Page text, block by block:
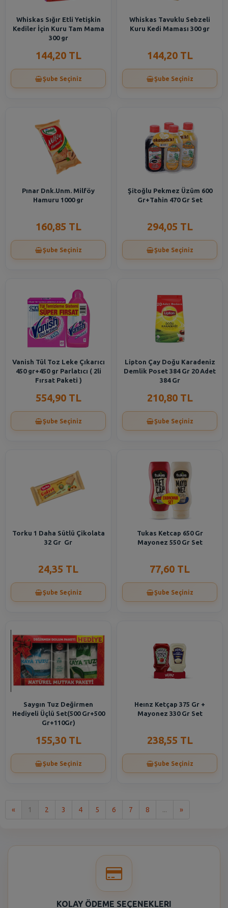
Whiskas Sığır Etli Yetişkin
Kediler İçin Kuru Tam Mama
300 gr
144,20 TL
Şube Seçiniz
Whiskas Tavuklu Sebzeli
Kuru Kedi Maması 300 gr
144,20 TL
Şube Seçiniz
Pınar Dnk.Unm. Milföy
Hamuru 1000 gr
160,85 TL
Şube Seçiniz
Şitoğlu Pekmez Üzüm 600
Gr+Tahin 470 Gr Set
294,05 TL
Şube Seçiniz
Vanish Tül Toz Leke Çıkarıcı
450 gr+450 gr Parlatıcı ( 2li
Fırsat Paketi )
554,90 TL
Şube Seçiniz
Lipton Çay Doğu Karadeniz
Demlik Poset 384 Gr 20 Adet
384 Gr
210,80 TL
Şube Seçiniz
Torku 1 Daha Sütlü Çikolata
32 Gr Gr
24,35 TL
Şube Seçiniz
Tukas Ketcap 650 Gr
Mayonez 550 Gr Set
77,60 TL
Şube Seçiniz
Saygın Tuz Değirmen
Hediyeli Üçlü Set(500 Gr+500
Gr+110Gr)
155,30 TL
Şube Seçiniz
Heınz Ketçap 375 Gr +
Mayonez 330 Gr Set
238,55 TL
Şube Seçiniz
« 1 2 3 4 5 6 7 8 ... »Son
KOLAY ÖDEME SEÇENEKLERI